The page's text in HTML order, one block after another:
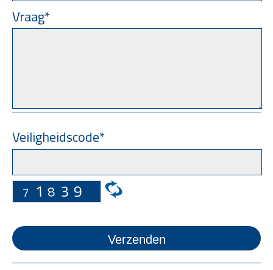
Vraag*
Veiligheidscode*